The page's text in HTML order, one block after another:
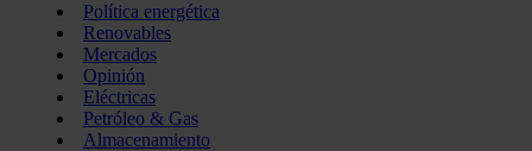
Política energética
Renovables
Mercados
Opinión
Eléctricas
Petróleo & Gas
Almacenamiento